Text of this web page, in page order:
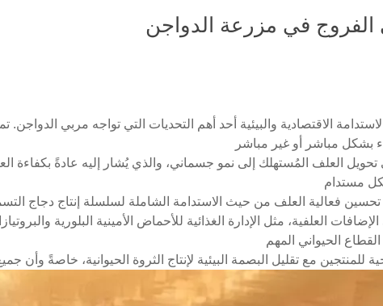
الفروج في مزرعة الدواجن
الاقتصادية والبيئية أحد أهم التحديات التي تواجه مربي الدواجن.
بشكل مباشر أو غير مباشر
العلف المُستهلك إلى نمو جسماني، والذي يُشار إليه عادةً بكفاءة
مستدام
فعالية العلف من حيث الاستدامة الشاملة لسلسلة إنتاج دجاج
العلفية، مثل الإدارة الغذائية للأحماض الأمينية البلورية
الحيواني المهم
مع تقليل البصمة البيئية لإنتاج الثروة الحيوانية، خاصةً وأن